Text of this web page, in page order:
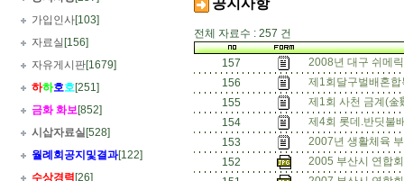
가입인사[103]
자료실 [156]
자유게시판[1679]
하하호호[251]
금화 화보[852]
시삽자료실 [528]
월례회공지및결과[122]
수상경력 [26]
공지사항
전체 자료수 : 257 건
157
2008년 대구 쉬메
156
제1회달구벌배혼
155
제1회 사천 금계(
154
제4회 롯데.반딧불
153
2007년 생활체육
152
2005 부산시 연합